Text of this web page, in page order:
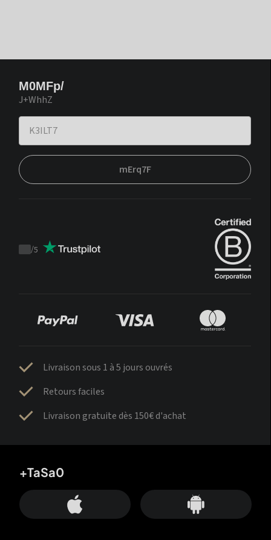
M0MFp/
J+WhhZ
mErq7F
Trustpilot
/5
Livraison sous 1 à 5 jours ouvrés
Retours faciles
Livraison gratuite dès 150€ d'achat
+TaSa0